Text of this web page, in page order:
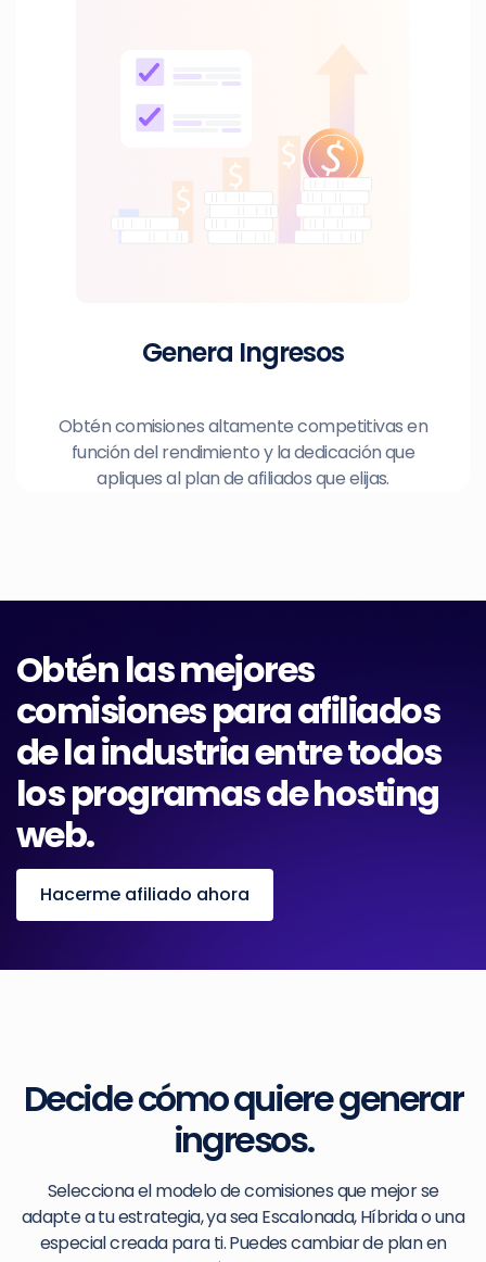
Genera Ingresos
Obtén comisiones altamente competitivas en
función del rendimiento y la dedicación que
apliques al plan de afiliados que elijas.
Obtén las mejores
comisiones para afiliados
de la industria entre todos
los programas de hosting
web.
Hacerme afiliado ahora
Decide cómo quiere generar
ingresos.
Selecciona el modelo de comisiones que mejor se
adapte a tu estrategia, ya sea Escalonada, Híbrida o una
especial creada para ti. Puedes cambiar de plan en